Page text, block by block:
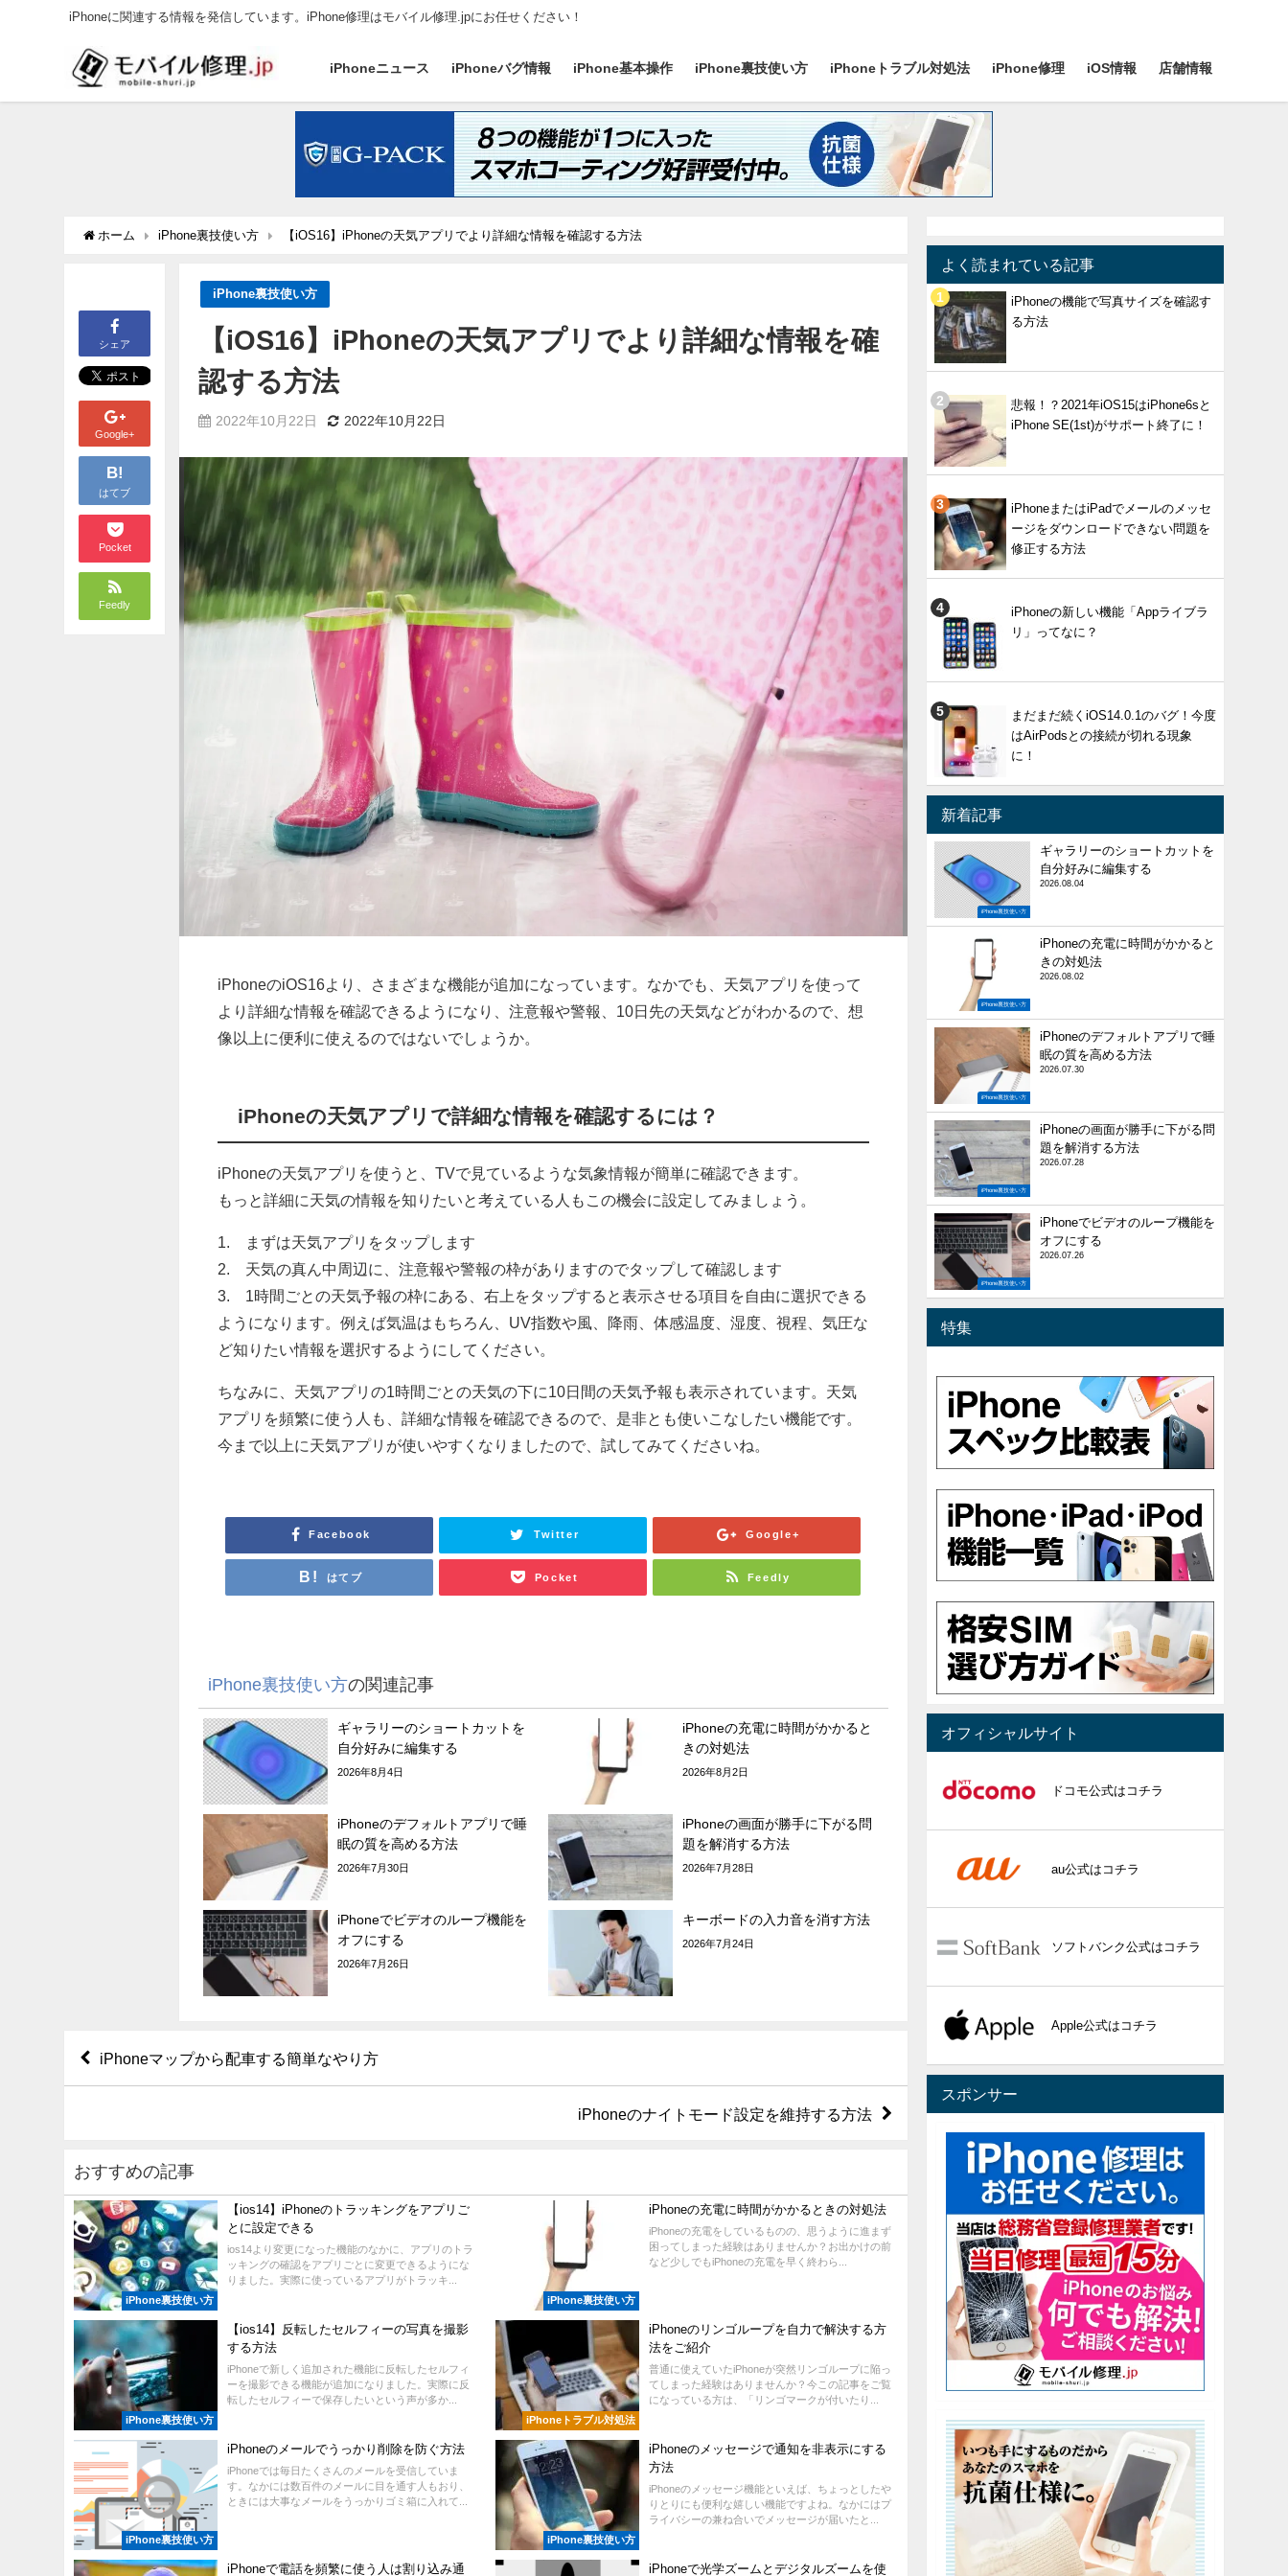
iPhoneに関連する情報を発信しています。iPhone修理はモバイル修理.jpにお任せください！
iPhoneニュース iPhoneバグ情報 iPhone基本操作 iPhone裏技使い方 iPhoneトラブル対処法 iPhone修理 iOS情報 店舗情報
ホーム iPhone裏技使い方 【iOS16】iPhoneの天気アプリでより詳細な情報を確認する方法
シェア
Google+
B!
はてブ
Pocket
Feedly
iPhone裏技使い方
【iOS16】iPhoneの天気アプリでより詳細な情報を確
認する方法
2022年10月22日 2022年10月22日
iPhoneのiOS16より、さまざまな機能が追加になっています。なかでも、天気アプリを使って
より詳細な情報を確認できるようになり、注意報や警報、10日先の天気などがわかるので、想
像以上に便利に使えるのではないでしょうか。
iPhoneの天気アプリで詳細な情報を確認するには？
iPhoneの天気アプリを使うと、TVで見ているような気象情報が簡単に確認できます。
もっと詳細に天気の情報を知りたいと考えている人もこの機会に設定してみましょう。
1. まずは天気アプリをタップします
2. 天気の真ん中周辺に、注意報や警報の枠がありますのでタップして確認します
3. 1時間ごとの天気予報の枠にある、右上をタップすると表示させる項目を自由に選択できる
ようになります。例えば気温はもちろん、UV指数や風、降雨、体感温度、湿度、視程、気圧な
ど知りたい情報を選択するようにしてください。
ちなみに、天気アプリの1時間ごとの天気の下に10日間の天気予報も表示されています。天気
アプリを頻繁に使う人も、詳細な情報を確認できるので、是非とも使いこなしたい機能です。
今まで以上に天気アプリが使いやすくなりましたので、試してみてくださいね。
Facebook Twitter Google+
はてブ Pocket Feedly
iPhone裏技使い方の関連記事
ギャラリーのショートカットを
自分好みに編集する
2026年8月4日
iPhoneの充電に時間がかかると
きの対処法
2026年8月2日
iPhoneのデフォルトアプリで睡
眠の質を高める方法
2026年7月30日
iPhoneの画面が勝手に下がる問
題を解消する方法
2026年7月28日
iPhoneでビデオのループ機能を
オフにする
2026年7月26日
キーボードの入力音を消す方法
2026年7月24日
iPhoneマップから配車する簡単なやり方
iPhoneのナイトモード設定を維持する方法
おすすめの記事
iPhone裏技使い方
【ios14】iPhoneのトラッキングをアプリご
とに設定できる
ios14より変更になった機能のなかに、アプリのトラ
ッキングの確認をアプリごとに変更できるようにな
りました。実際に使っているアプリがトラッキ...
iPhone裏技使い方
iPhoneの充電に時間がかかるときの対処法
iPhoneの充電をしているものの、思うように進まず
困ってしまった経験はありませんか？お出かけの前
など少しでもiPhoneの充電を早く終わら...
iPhone裏技使い方
【ios14】反転したセルフィーの写真を撮影
する方法
iPhoneで新しく追加された機能に反転したセルフィ
ーを撮影できる機能が追加になりました。実際に反
転したセルフィーで保存したいという声が多か...
iPhoneトラブル対処法
iPhoneのリンゴループを自力で解決する方
法をご紹介
普通に使えていたiPhoneが突然リンゴループに陥っ
てしまった経験はありませんか？今この記事をご覧
になっている方は、「リンゴマークが付いたり...
iPhone裏技使い方
iPhoneのメールでうっかり削除を防ぐ方法
iPhoneでは毎日たくさんのメールを受信していま
す。なかには数百件のメールに目を通す人もおり、
ときには大事なメールをうっかりゴミ箱に入れて...
iPhone裏技使い方
iPhoneのメッセージで通知を非表示にする
方法
iPhoneのメッセージ機能といえば、ちょっとしたや
りとりにも便利な嬉しい機能ですよね。なかにはプ
ライバシーの兼ね合いでメッセージが届いたと...
iPhoneで電話を頻繁に使う人は割り込み通 iPhoneで光学ズームとデジタルズームを使
よく読まれている記事
iPhoneの機能で写真サイズを確認す
る方法
悲報！？2021年iOS15はiPhone6sと
iPhone SE(1st)がサポート終了に！
iPhoneまたはiPadでメールのメッセ
ージをダウンロードできない問題を
修正する方法
iPhoneの新しい機能「Appライブラ
リ」ってなに？
まだまだ続くiOS14.0.1のバグ！今度
はAirPodsとの接続が切れる現象
に！
新着記事
iPhone裏技使い方
ギャラリーのショートカットを
自分好みに編集する
2026.08.04
iPhone裏技使い方
iPhoneの充電に時間がかかると
きの対処法
2026.08.02
iPhone裏技使い方
iPhoneのデフォルトアプリで睡
眠の質を高める方法
2026.07.30
iPhone裏技使い方
iPhoneの画面が勝手に下がる問
題を解消する方法
2026.07.28
iPhone裏技使い方
iPhoneでビデオのループ機能を
オフにする
2026.07.26
特集
オフィシャルサイト
ドコモ公式はコチラ
au公式はコチラ
ソフトバンク公式はコチラ
Apple公式はコチラ
スポンサー